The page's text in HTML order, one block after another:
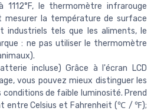
le thermomètre infrarouge
mesurer la température de surface
industriels tels que les aliments, le
: ne pas utiliser le thermomètre
incluse) Grâce à l'écran LCD
vous pouvez mieux distinguer les
conditions de faible luminosité. Prend
entre Celsius et Fahrenheit (℃ / ℉);